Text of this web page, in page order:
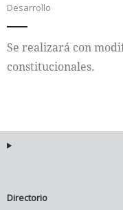
Desarrollo
Se realizará con
constitucionales.
Directorio